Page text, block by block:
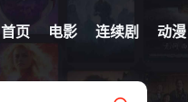
首页 电影 连续剧 动漫